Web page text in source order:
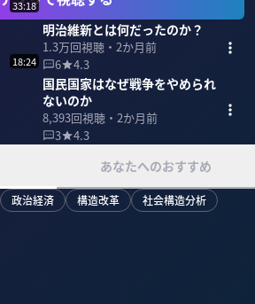
33:18
明治維新とは何だったのか？
1.3万回視聴・ 2か月前
6
4.3
18:24
国民国家はなぜ戦争をやめられ
ないのか
8,393回視聴・ 2か月前
3
4.3
あなたへのおすすめ
政治経済 構造改革 社会構造分析